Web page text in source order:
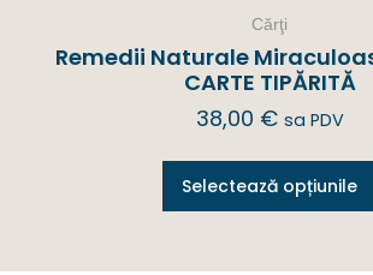
Cărţi
Remedii Naturale
CARTE TIPĂRITĂ
38,00 € sa PDV
Selectează opțiunile